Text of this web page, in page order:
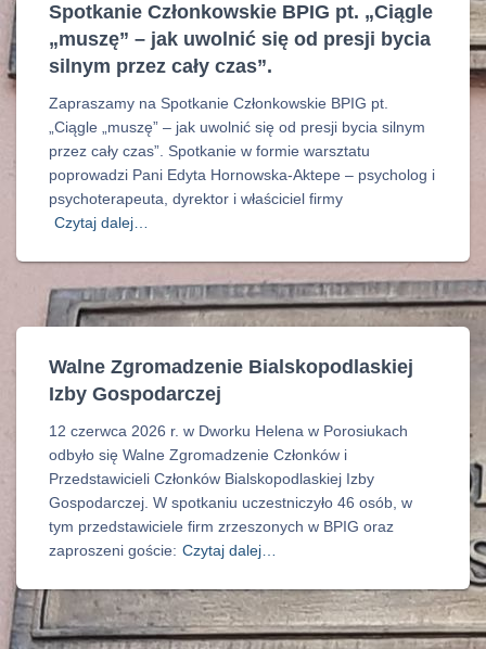
Spotkanie Członkowskie BPIG pt. „Ciągle
„muszę” – jak uwolnić się od presji bycia
silnym przez cały czas”.
Zapraszamy na Spotkanie Członkowskie BPIG pt.
„Ciągle „muszę” – jak uwolnić się od presji bycia silnym
przez cały czas”. Spotkanie w formie warsztatu
poprowadzi Pani Edyta Hornowska-Aktepe – psycholog i
psychoterapeuta, dyrektor i właściciel firmy
Czytaj dalej…
Walne Zgromadzenie Bialskopodlaskiej
Izby Gospodarczej
12 czerwca 2026 r. w Dworku Helena w Porosiukach
odbyło się Walne Zgromadzenie Członków i
Przedstawicieli Członków Bialskopodlaskiej Izby
Gospodarczej. W spotkaniu uczestniczyło 46 osób, w
tym przedstawiciele firm zrzeszonych w BPIG oraz
zaproszeni goście: Czytaj dalej…